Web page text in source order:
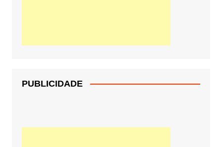
PUBLICIDADE